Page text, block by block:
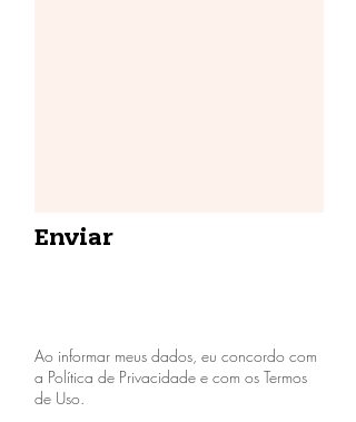
Enviar
Ao informar meus dados, eu concordo com
a Política de Privacidade e com os Termos
de Uso.